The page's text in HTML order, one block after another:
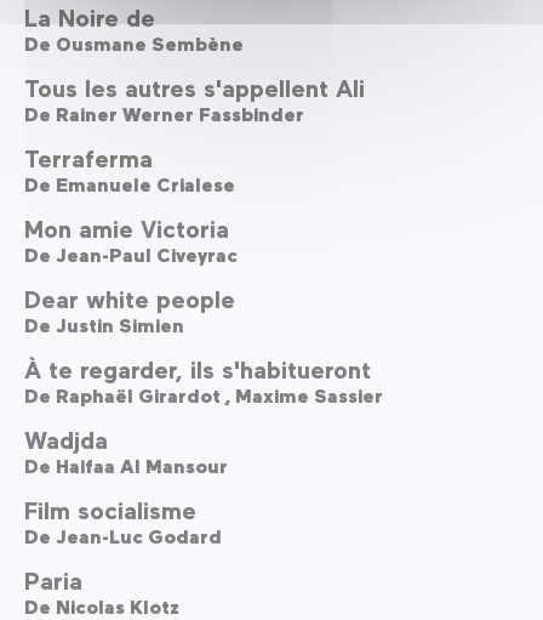
La Noire de
De Ousmane Sembène
Tous les autres s'appellent Ali
De Rainer Werner Fassbinder
Terraferma
De Emanuele Crialese
Mon amie Victoria
De Jean-Paul Civeyrac
Dear white people
De Justin Simien
À te regarder, ils s'habitueront
De Raphaël Girardot , Maxime Sassier
Wadjda
De Haifaa Al Mansour
Film socialisme
De Jean-Luc Godard
Paria
De Nicolas Klotz